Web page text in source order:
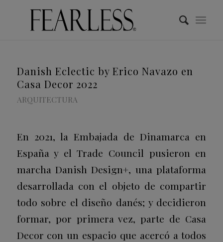
Danish Eclectic by Erico Navazo en
Casa Decor 2022
ARQUITECTURA
En 2021, la Embajada de Dinamarca en
España y el Trade Council pusieron en
marcha Danish Design+, una plataforma
desarrollada con el objeto de compartir
todo sobre el diseño danés; y decidieron
formar, por primera vez, parte de Casa
Decor con un espacio que acercó a todos